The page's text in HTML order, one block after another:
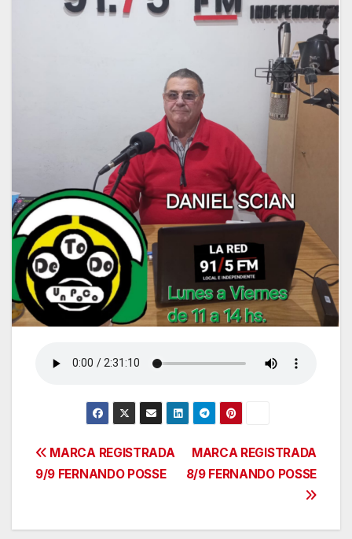
Navegación
de
entradas
MARCA REGISTRADA
8/9 FERNANDO POSSE
MARCA REGISTRADA
9/9 FERNANDO POSSE